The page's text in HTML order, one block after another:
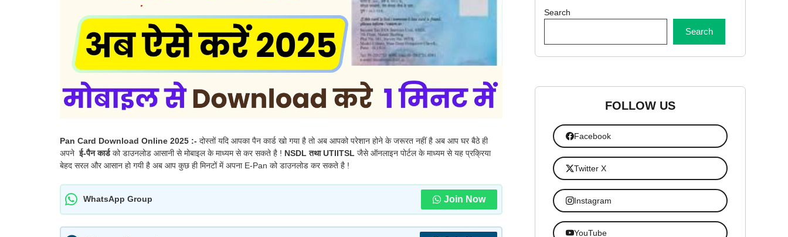
Pan Card Download Online 2025 :- दोस्तों यदि आपका पैन कार्ड खो गया है तो अब आपको परेशान होने के जरूरत नहीं है अब आप घर बैठे ही
अपनेई-पैन कार्डको डाउनलोड आसानी से मोबाइल के माध्यम से कर सकते है ! NSDL तथा UTIITSL जैसे ऑनलाइन पोर्टल के माध्यम से यह प्रक्रिया
बेहद सरल और आसान हो गयी है अब आप कुछ ही मिनटों में अपना E-Pan को डाउनलोड कर सकते है !
WhatsApp Group Join Now
Search
Search
FOLLOW US
Facebook
Twitter X
Instagram
YouTube